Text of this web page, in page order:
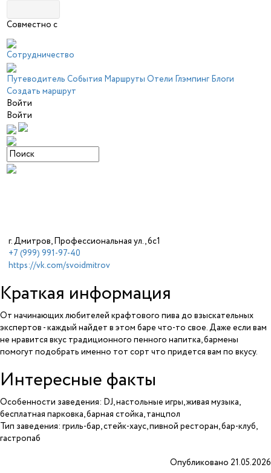
Совместно с
Сотрудничество
Путеводитель События Маршруты Отели Глэмпинг Блоги
Создать маршрут
Войти
Войти
г. Дмитров, Профессиональная ул., 6с1
+7 (999) 991-97-40
https://vk.com/svoidmitrov
Краткая информация
От начинающих любителей крафтового пива до взыскательных
экспертов - каждый найдет в этом баре что-то свое. Даже если вам
не нравится вкус традиционного пенного напитка, бармены
помогут подобрать именно тот сорт что придется вам по вкусу.
Интересные факты
Особенности заведения: DJ, настольные игры, живая музыка,
бесплатная парковка, барная стойка, танцпол
Тип заведения: гриль-бар, стейк-хаус, пивной ресторан, бар-клуб,
гастропаб
Опубликовано 21.05.2026